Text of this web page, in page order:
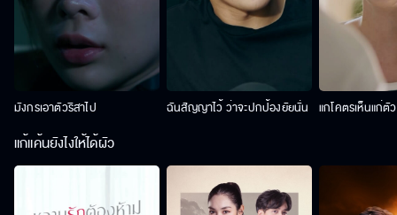
มังกรเอาตัวริสาไป ฉันสัญญาไว้ ว่าจะปกป้องยัยนั่น แกโคตรเห็นแก่ตั
แก้แค้นยังไงให้ได้ผัว